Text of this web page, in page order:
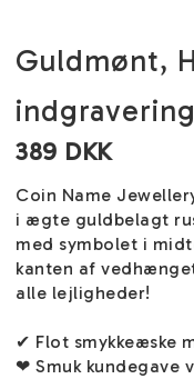
Guldmønt,
389 DKK
Coin Name
i ægte guldbelagt
med symbolet i
kanten af
alle lejligheder!
✔ Flot smykkeæske
❤ Smuk kundegave